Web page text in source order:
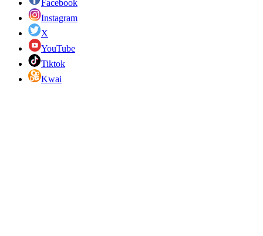
Facebook
Instagram
X
YouTube
Tiktok
Kwai